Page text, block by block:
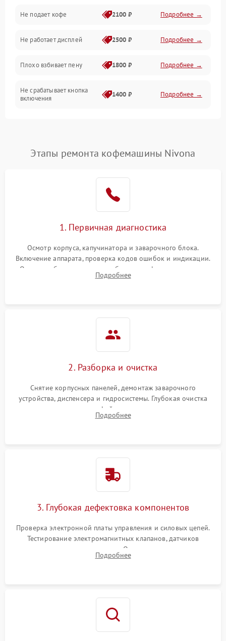
Проблемы с капучинатором и паром
Управление и электроника
Программное обеспечение
Не подает кофе 2100 ₽ Подробнее →
Не работает дисплей 2500 ₽ Подробнее →
Плохо взбивает пену 1800 ₽ Подробнее →
Не срабатывает кнопка
включения
1400 ₽ Подробнее →
Постоянные сбои в работе 1500 ₽ Подробнее →
Этапы ремонта кофемашины Nivona
1. Первичная диагностика
Осмотр корпуса, капучинатора и заварочного блока.
Включение аппарата, проверка кодов ошибок и индикации.
Оценка работы помпы, термоблока и кофемолки на слух.
Измерение температуры и давления воды для выявления
Подробнее
2. Разборка и очистка
Снятие корпусных панелей, демонтаж заварочного
устройства, диспенсера и гидросистемы. Глубокая очистка
внутренних узлов от кофейных масел, жмыха и накипи.
Промывка дренажных каналов и фильтров с использованием
Подробнее
3. Глубокая дефектовка компонентов
Проверка электронной платы управления и силовых цепей.
Тестирование электромагнитных клапанов, датчиков
температуры и расходомера. Оценка степени износа
жерновов кофемолки, уплотнительных колец гидросистемы
Подробнее